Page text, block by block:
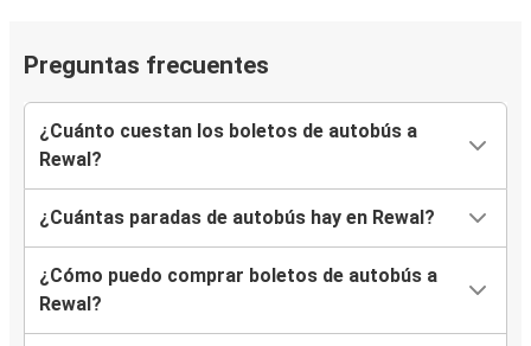
Preguntas frecuentes
¿Cuánto cuestan los boletos de autobús a
Rewal?
¿Cuántas paradas de autobús hay en Rewal?
¿Cómo puedo comprar boletos de autobús a
Rewal?